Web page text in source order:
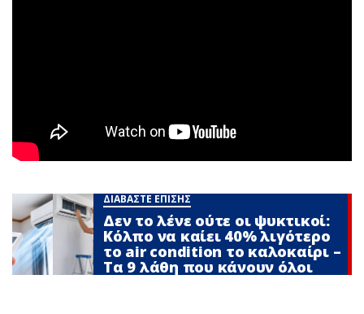
ΔΙΑΒΑΣΤΕ ΕΠΙΣΗΣ
Δεν το λένε ούτε οι ψυκτικοί:
Κόλπο να καίει 40% λιγότερο
το air condition το καλοκαίρι –
Τα 9 λάθη που κάνουν όλοι